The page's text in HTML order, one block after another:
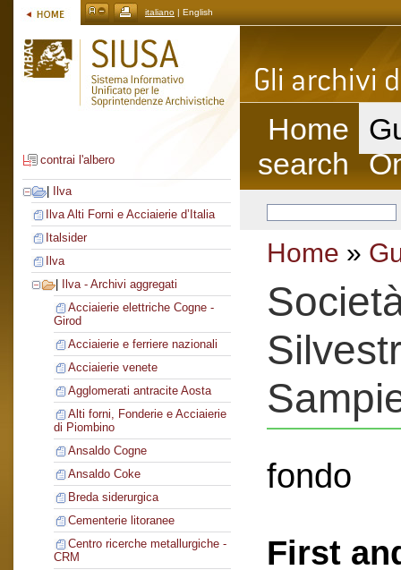
italiano | English
contrai l'albero
Ilva
Ilva Alti Forni e Acciaierie d’Italia
Italsider
Ilva
Ilva - Archivi aggregati
Acciaierie elettriche Cogne -
Girod
Acciaierie e ferriere nazionali
Acciaierie venete
Agglomerati antracite Aosta
Alti forni, Fonderie e Acciaierie
di Piombino
Ansaldo Cogne
Ansaldo Coke
Breda siderurgica
Cementerie litoranee
Centro ricerche metallurgiche -
CRM
Home
search
Home »
fondo
First